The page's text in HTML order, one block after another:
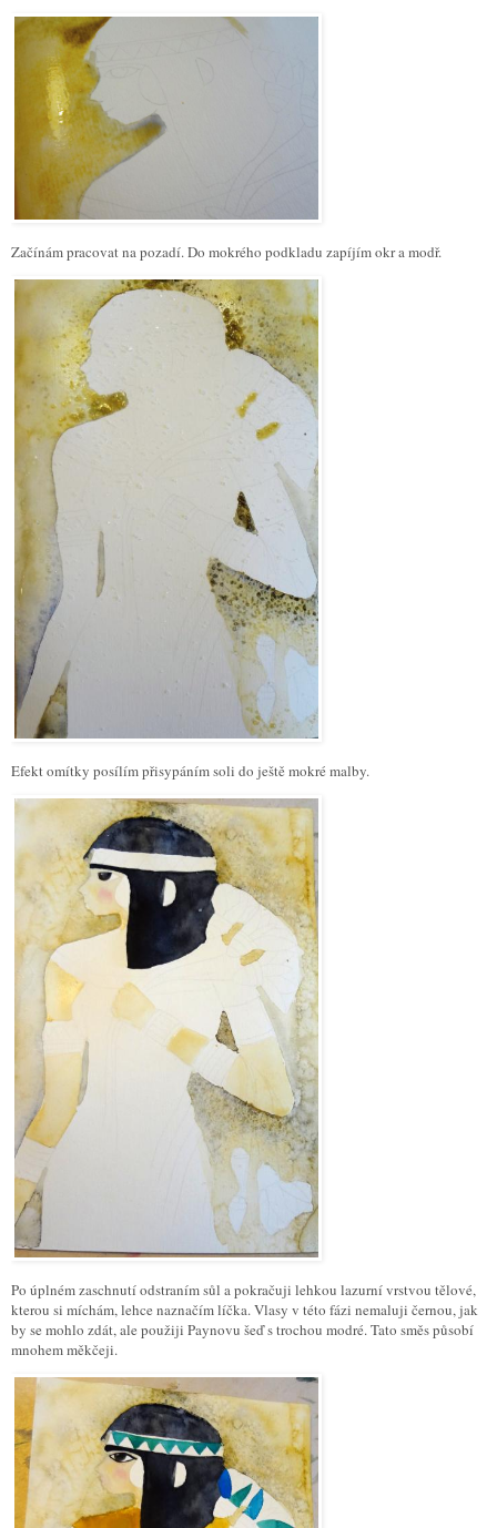
Začínám pracovat na pozadí. Do mokrého podkladu zapíjím okr a modř.
Efekt omítky posílím přisypáním soli do ještě mokré malby.
Po úplném zaschnutí odstraním sůl a pokračuji lehkou lazurní vrstvou tělové,
kterou si míchám, lehce naznačím líčka. Vlasy v této fázi nemaluji černou, jak
by se mohlo zdát, ale použiji Paynovu šeď s trochou modré. Tato směs působí
mnohem měkčeji.